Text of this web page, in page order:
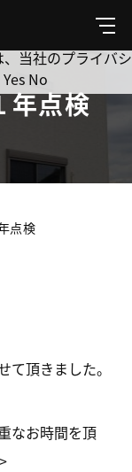
メ
ニ
ュ
点検
点検
頂きました。
なお時間を頂
てもよろしいです
重視しています。
当社のプライバシ
Yes No